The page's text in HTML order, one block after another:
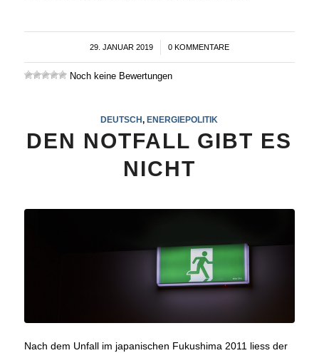
29. JANUAR 2019
/ 0 KOMMENTARE
Noch keine Bewertungen
DEUTSCH, ENERGIEPOLITIK
DEN NOTFALL GIBT ES
NICHT
Nach dem Unfall im japanischen Fukushima 2011 liess der